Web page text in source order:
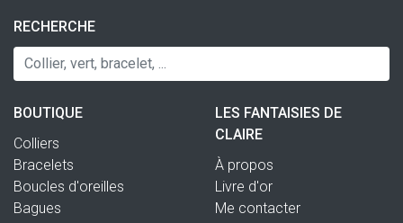
LES FANTAISIES DE
CLAIRE
À propos
Livre d'or
Me contacter
BOUTIQUE
Colliers
Bracelets
Boucles d'oreilles
Bagues
RECHERCHE